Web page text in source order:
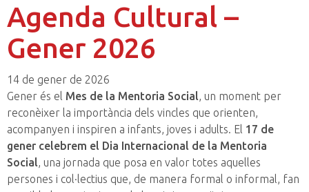
Agenda Cultural –
Gener 2026
14 de gener de 2026
Gener és el Mes de la Mentoria Social, un moment per
reconèixer la importància dels vincles que orienten,
acompanyen i inspiren a infants, joves i adults. El 17 de
gener celebrem el Dia Internacional de la Mentoria
Social, una jornada que posa en valor totes aquelles
persones i col·lectius que, de manera formal o informal, fan